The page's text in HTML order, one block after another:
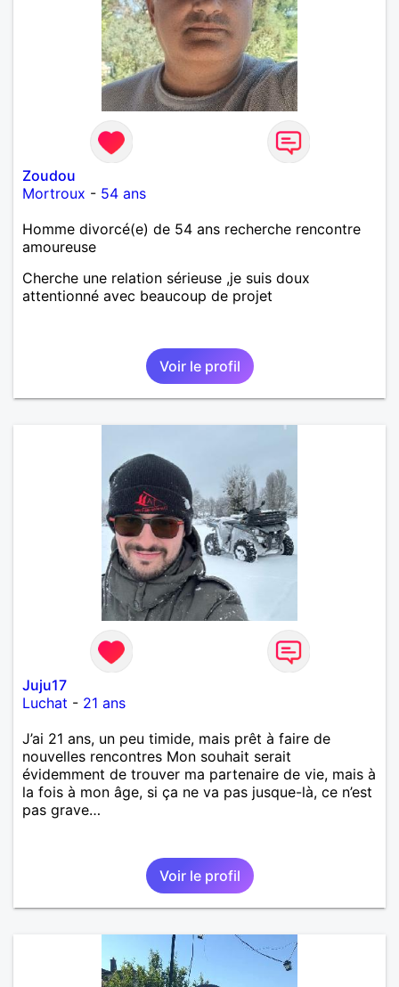
Zoudou
Mortroux - 54 ans
Homme divorcé(e) de 54 ans recherche rencontre
amoureuse
Cherche une relation sérieuse ,je suis doux
attentionné avec beaucoup de projet
Voir le profil
Juju17
Luchat - 21 ans
J’ai 21 ans, un peu timide, mais prêt à faire de
nouvelles rencontres Mon souhait serait
évidemment de trouver ma partenaire de vie, mais à
la fois à mon âge, si ça ne va pas jusque-là, ce n’est
pas grave…
Voir le profil